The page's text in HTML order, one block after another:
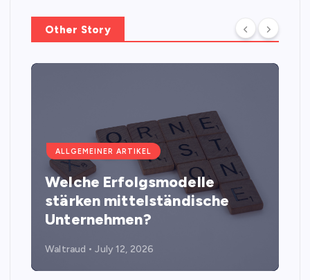
Other Story
ALLGEMEINER ARTIKEL
Welche Erfolgsmodelle
stärken mittelständische
Unternehmen?
Waltraud July 12, 2026